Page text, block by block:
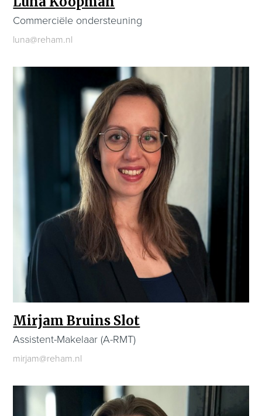
Commerciële ondersteuning
luna@reham.nl
Mirjam Bruins Slot
Assistent-Makelaar (A-RMT)
mirjam@reham.nl